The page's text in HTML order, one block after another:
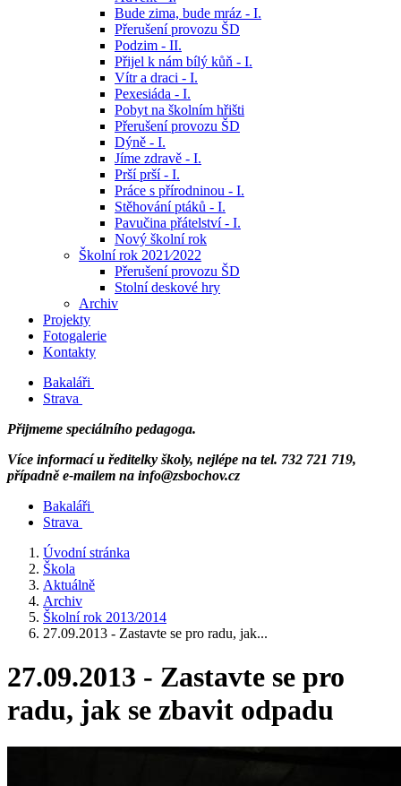
Bude zima, bude mráz - I.
Přerušení provozu ŠD
Podzim - II.
Přijel k nám bílý kůň - I.
Vítr a draci - I.
Pexesiáda - I.
Pobyt na školním hřišti
Přerušení provozu ŠD
Dýně - I.
Jíme zdravě - I.
Prší prší - I.
Práce s přírodninou - I.
Stěhování ptáků - I.
Pavučina přátelství - I.
Nový školní rok
Školní rok 2021⁄2022
Přerušení provozu ŠD
Stolní deskové hry
Archiv
Projekty
Fotogalerie
Kontakty
Bakaláři
Strava
Přijmeme speciálního pedagoga.
Více informací u ředitelky školy, nejlépe na tel. 732 721 719,
případně e-mailem na info@zsbochov.cz
Bakaláři
Strava
Úvodní stránka
Škola
Aktuálně
Archiv
Školní rok 2013/2014
27.09.2013 - Zastavte se pro radu, jak...
27.09.2013 - Zastavte se pro
radu, jak se zbavit odpadu